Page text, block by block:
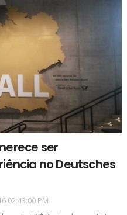
ser
no Deutsches
02:43:00 PM